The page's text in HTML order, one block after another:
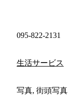
095-822-2131
生活サービス
写真, 街頭写真